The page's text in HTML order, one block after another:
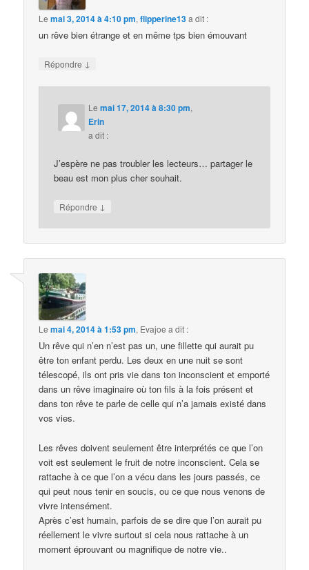
Lemai 3, 2014 à 4:10 pm,flipperine13a dit :
un rêve bien étrange et en même tps bien émouvant
Répondre ↓
Lemai 17, 2014 à 8:30 pm,
Erin
a dit :
J’espère ne pas troubler les lecteurs… partager le
beau est mon plus cher souhait.
Répondre ↓
Lemai 4, 2014 à 1:53 pm, Evajoe a dit :
Un rêve qui n’en n’est pas un, une fillette qui aurait pu
être ton enfant perdu. Les deux en une nuit se sont
télescopé, ils ont pris vie dans ton inconscient et emporté
dans un rêve imaginaire où ton fils à la fois présent et
dans ton rêve te parle de celle qui n’a jamais existé dans
vos vies.
Les rêves doivent seulement être interprétés ce que l’on
voit est seulement le fruit de notre inconscient. Cela se
rattache à ce que l’on a vécu dans les jours passés, ce
qui peut nous tenir en soucis, ou ce que nous venons de
vivre intensément.
Après c’est humain, parfois de se dire que l’on aurait pu
réellement le vivre surtout si cela nous rattache à un
moment éprouvant ou magnifique de notre vie..